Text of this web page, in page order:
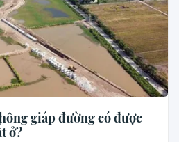
giáp đường có được
ở?